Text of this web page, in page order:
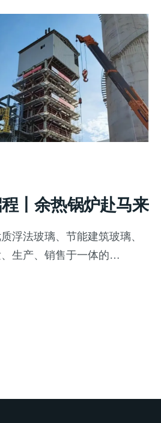
丨余热锅炉赴马来
浮法玻璃、节能建筑玻璃、
生产、销售于一体的…